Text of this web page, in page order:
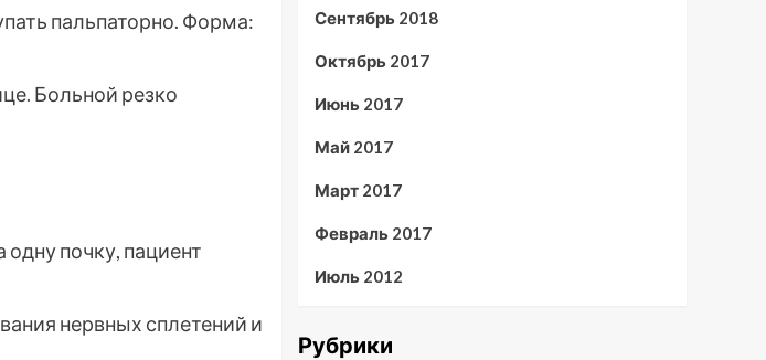
пальпаторно. Форма:
Больной резко
почку, пациент
нервных сплетений и
Сентябрь 2018
Октябрь 2017
Июнь 2017
Май 2017
Март 2017
Февраль 2017
Июль 2012
Рубрики